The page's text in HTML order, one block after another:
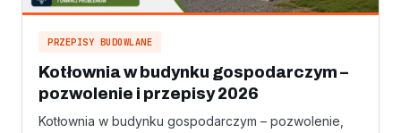
PRZEPISY BUDOWLANE
Kotłownia w budynku gospodarczym –
pozwolenie i przepisy 2026
Kotłownia w budynku gospodarczym – pozwolenie,